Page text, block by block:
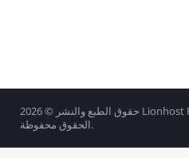
حقوق الطبع والنشر © 2026 Lionhost Premium Services. جميع
الحقوق محفوظة.